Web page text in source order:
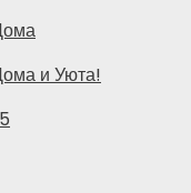
и Уюта!